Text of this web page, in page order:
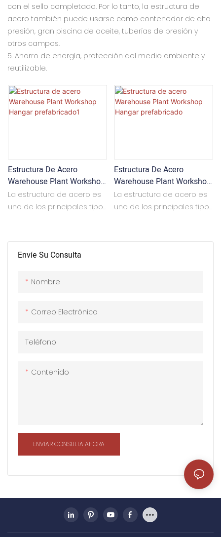
con el sello completado. Por lo tanto, la estructura de
acero también puede usarse como contenedor de alta
presión, gran piscina de aceite, tuberías de presión y
otros campos.
5. Ahorro de energía, protección del medio ambiente y
reutilizable.
Envíe Su Consulta
Nombre
Correo Electrónico
Teléfono
Contenido
ENVIAR CONSULTA AHORA
Estructura De Acero
Warehouse Plant Workshop
Hangar Prefabricado1
La estructura de acero es
uno de los principales tipos
consiste principalmente en
columna de acero,
componentes. Cada parte
ampliamente en el campo
estadio, edificios súper de
Estructura De Acero
Warehouse Plant Workshop
Hangar Prefabricado
La estructura de acero es
uno de los principales tipos
consiste principalmente en